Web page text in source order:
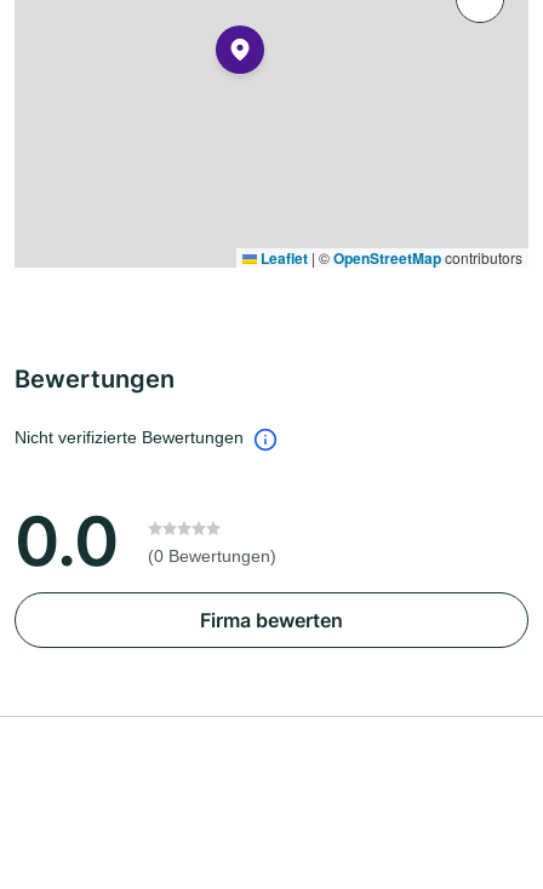
Leaflet | ©OpenStreetMapcontributors
Bewertungen
Nicht verifizierte Bewertungen
0.0 (0 Bewertungen)
Firma bewerten